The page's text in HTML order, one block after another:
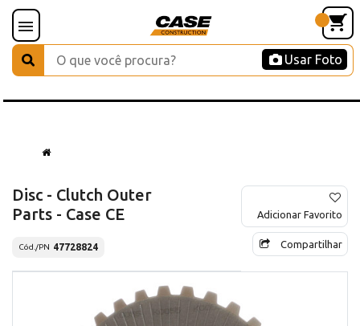
Usar Foto
Disc - Clutch Outer
Parts - Case CE
Cód./PN 47728824
Adicionar Favorito
Compartilhar